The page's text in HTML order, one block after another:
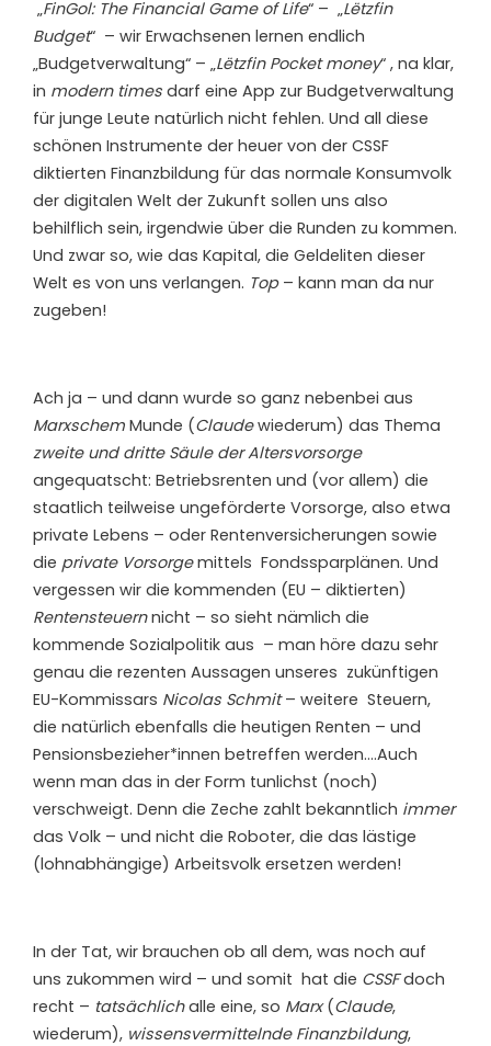
„FinGol: The Financial Game of Life“ – „Lëtzfin
Budget“ – wir Erwachsenen lernen endlich
„Budgetverwaltung“ – „Lëtzfin Pocket money“ , na klar,
in modern times darf eine App zur Budgetverwaltung
für junge Leute natürlich nicht fehlen. Und all diese
schönen Instrumente der heuer von der CSSF
diktierten Finanzbildung für das normale Konsumvolk
der digitalen Welt der Zukunft sollen uns also
behilflich sein, irgendwie über die Runden zu kommen.
Und zwar so, wie das Kapital, die Geldeliten dieser
Welt es von uns verlangen. Top– kann man da nur
zugeben!
Ach ja – und dann wurde so ganz nebenbei aus
Marxschem Munde (Claudewiederum) das Thema
zweite und dritte Säule der Altersvorsorge
angequatscht: Betriebsrenten und (vor allem) die
staatlich teilweise ungeförderte Vorsorge, also etwa
private Lebens – oder Rentenversicherungen sowie
die private Vorsorgemittels Fondssparplänen. Und
vergessen wir die kommenden (EU – diktierten)
Rentensteuernnicht – so sieht nämlich die
kommende Sozialpolitik aus – man höre dazu sehr
genau die rezenten Aussagen unseres zukünftigen
EU-Kommissars Nicolas Schmit– weitere Steuern,
die natürlich ebenfalls die heutigen Renten – und
Pensionsbezieher*innen betreffen werden….Auch
wenn man das in der Form tunlichst (noch)
verschweigt. Denn die Zeche zahlt bekanntlich immer
das Volk – und nicht die Roboter, die das lästige
(lohnabhängige) Arbeitsvolk ersetzen werden!
In der Tat, wir brauchen ob all dem, was noch auf
uns zukommen wird – und somit hat die CSSFdoch
recht – tatsächlichalle eine, so Marx(Claude,
wiederum), wissensvermittelnde Finanzbildung,